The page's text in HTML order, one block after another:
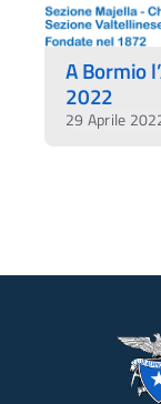
A Bormio
2022
29 Aprile